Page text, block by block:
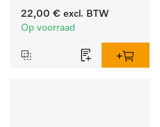
22,00 € excl. BTW
Op voorraad